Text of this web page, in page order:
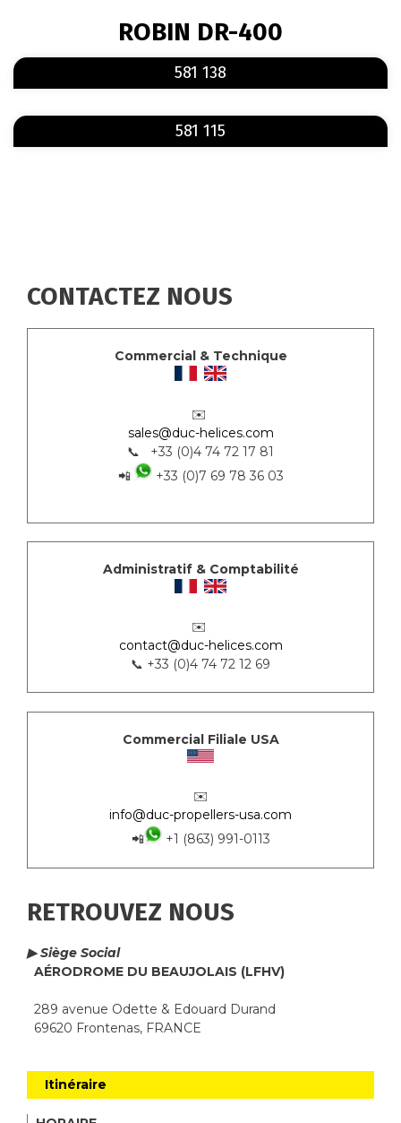
ROBIN DR-400
581 138
581 115
CONTACTEZ NOUS
Commercial & Technique
✉️
sales@duc-helices.com
📞 +33 (0)4 74 72 17 81
📲
+33 (0)7 69 78 36 03
Administratif & Comptabilité
✉️
contact@duc-helices.com
📞 +33 (0)4 74 72 12 69
Commercial Filiale USA
✉️
info@duc-propellers-usa.com
📲
+1 (863) 991-0113
RETROUVEZ NOUS
▶ Siège Social
AÉRODROME DU BEAUJOLAIS (LFHV)
289 avenue Odette & Edouard Durand
69620 Frontenas, FRANCE
Itinéraire